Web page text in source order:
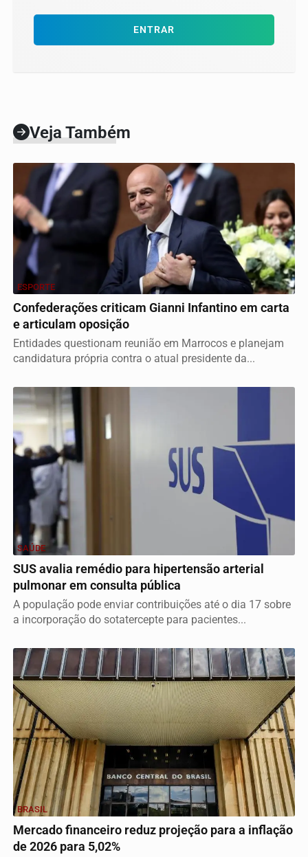
ENTRAR
Veja Também
ESPORTE
Confederações criticam Gianni Infantino em carta
e articulam oposição
Entidades questionam reunião em Marrocos e planejam
candidatura própria contra o atual presidente da...
SAÚDE
SUS avalia remédio para hipertensão arterial
pulmonar em consulta pública
A população pode enviar contribuições até o dia 17 sobre
a incorporação do sotatercepte para pacientes...
BRASIL
Mercado financeiro reduz projeção para a inflação
de 2026 para 5,02%